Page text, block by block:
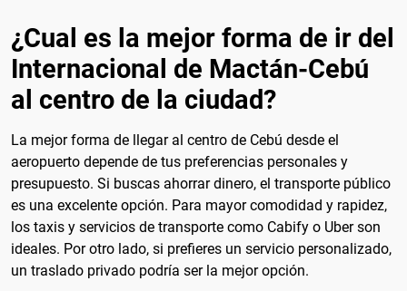
¿Cual es la mejor forma de ir del
Internacional de Mactán-Cebú
al centro de la ciudad?
La mejor forma de llegar al centro de Cebú desde el
aeropuerto depende de tus preferencias personales y
presupuesto. Si buscas ahorrar dinero, el transporte público
es una excelente opción. Para mayor comodidad y rapidez,
los taxis y servicios de transporte como Cabify o Uber son
ideales. Por otro lado, si prefieres un servicio personalizado,
un traslado privado podría ser la mejor opción.